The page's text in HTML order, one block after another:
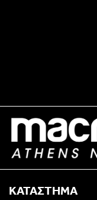
ΚΑΤΑΣΤΗΜΑ